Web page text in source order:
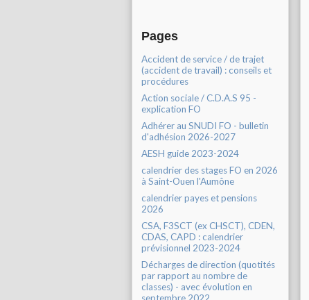
Pages
Accident de service / de trajet
(accident de travail) : conseils et
procédures
Action sociale / C.D.A.S 95 -
explication FO
Adhérer au SNUDI FO - bulletin
d'adhésion 2026-2027
AESH guide 2023-2024
calendrier des stages FO en 2026
à Saint-Ouen l'Aumône
calendrier payes et pensions
2026
CSA, F3SCT (ex CHSCT), CDEN,
CDAS, CAPD : calendrier
prévisionnel 2023-2024
Décharges de direction (quotités
par rapport au nombre de
classes) - avec évolution en